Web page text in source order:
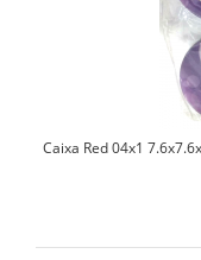
Caixa Red 04x1